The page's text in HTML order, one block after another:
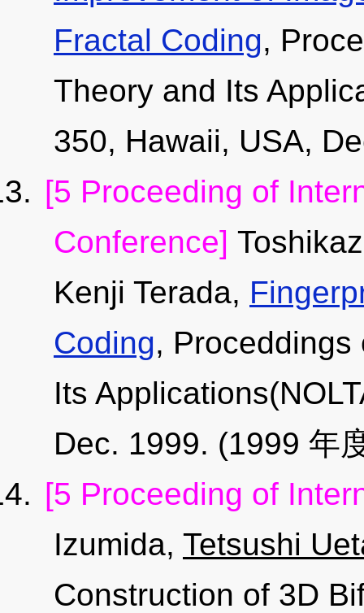
Fractal Coding,
Theory and Its
350, Hawaii, USA,
[5 Proceeding of
Conference]
Kenji Terada,
Coding,
Its
Dec. 1999. (1999 年
[5 Proceeding of
Izumida, Tetsushi
Construction of 3D